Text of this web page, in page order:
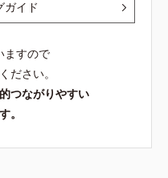
ガイド
ますので
ださい。
つながりやすい
。